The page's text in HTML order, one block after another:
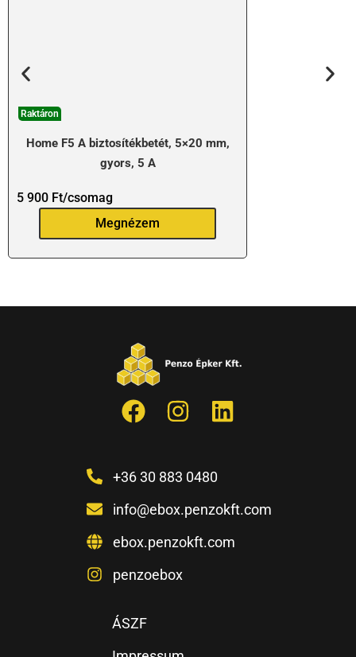
Raktáron
Home F5 A biztosítékbetét, 5×20 mm,
gyors, 5 A
5 900 Ft/csomag
Megnézem
+36 30 883 0480
info@ebox.penzokft.com
ebox.penzokft.com
penzoebox
ÁSZF